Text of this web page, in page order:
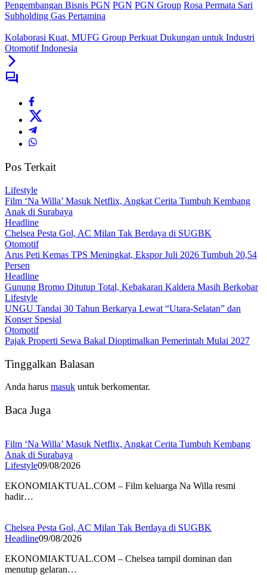
Pengembangan Bisnis PGN PGN PGN Group Rosa Permata Sari
Subholding Gas Pertamina
Kolaborasi Kuat, MUFG Group Perkuat Dukungan untuk Industri
Otomotif Indonesia
Pos Terkait
Lifestyle
Film ‘Na Willa’ Masuk Netflix, Angkat Cerita Tumbuh Kembang
Anak di Surabaya
Headline
Chelsea Pesta Gol, AC Milan Tak Berdaya di SUGBK
Otomotif
Arus Peti Kemas TPS Meningkat, Ekspor Juli 2026 Tumbuh 20,54
Persen
Headline
Gunung Bromo Ditutup Total, Kebakaran Kaldera Masih Berkobar
Lifestyle
UNGU Tandai 30 Tahun Berkarya Lewat “Utara-Selatan” dan
Konser Spesial
Otomotif
Pajak Properti Sewa Bakal Dioptimalkan Pemerintah Mulai 2027
Tinggalkan Balasan
Anda harus masuk untuk berkomentar.
Baca Juga
Film ‘Na Willa’ Masuk Netflix, Angkat Cerita Tumbuh Kembang
Anak di Surabaya
Lifestyle09/08/2026
EKONOMIAKTUAL.COM – Film keluarga Na Willa resmi
hadir…
Chelsea Pesta Gol, AC Milan Tak Berdaya di SUGBK
Headline09/08/2026
EKONOMIAKTUAL.COM – Chelsea tampil dominan dan
menutup gelaran…